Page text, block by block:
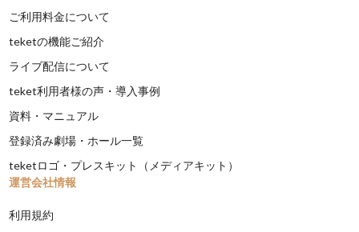
ご利用料金について
teketの機能ご紹介
ライブ配信について
teket利用者様の声・導入事例
資料・マニュアル
登録済み劇場・ホール一覧
teketロゴ・プレスキット（メディアキット）
運営会社情報
利用規約